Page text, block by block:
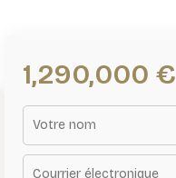
1,290,000 €